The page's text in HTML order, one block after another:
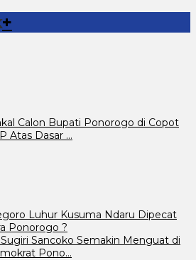
+
Calon Bupati Ponorogo di Copot
Atas Dasar …
Luhur Kusuma Ndaru Dipecat
Ponorogo ?
Sancoko Semakin Menguat di
Pono…